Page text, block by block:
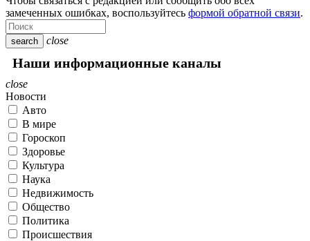
замеченных ошибках, воспользуйтесь формой обратной связи.
search close
Наши информационные каналы
close
Новости
Авто
В мире
Гороскоп
Здоровье
Культура
Наука
Недвижимость
Общество
Политика
Происшествия